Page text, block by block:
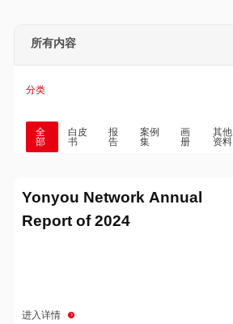
所有内容
分类
全
部
白皮
书
报
告
案例
集
画
册
其他
资料
Yonyou Network Annual
Report of 2024
进入详情